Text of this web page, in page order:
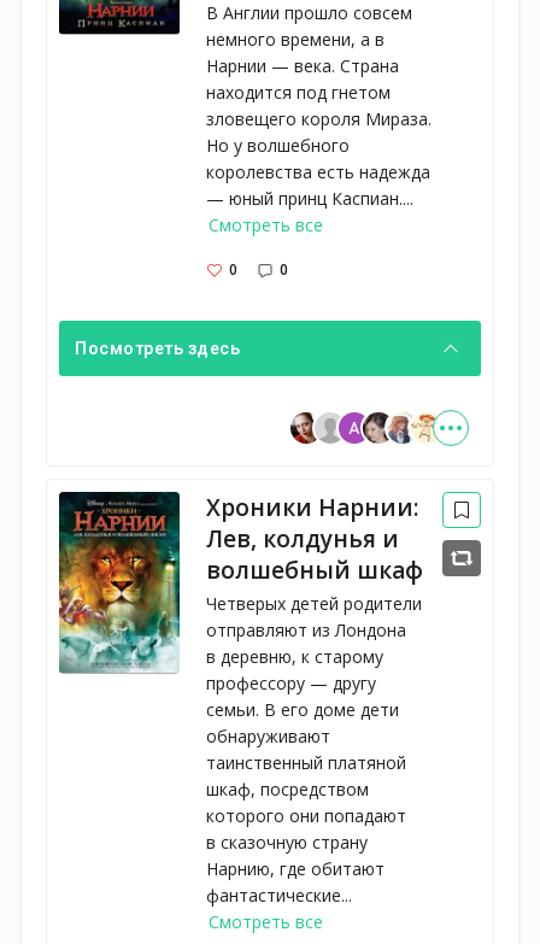
В Англии прошло совсем
немного времени, а в
Нарнии — века. Страна
находится под гнетом
зловещего короля Мираза.
Но у волшебного
королевства есть надежда
— юный принц Каспиан....
Смотреть все
0 0
Посмотреть здесь
Хроники Нарнии:
Лев, колдунья и
волшебный шкаф
Четверых детей родители
отправляют из Лондона
в деревню, к старому
профессору — другу
семьи. В его доме дети
обнаруживают
таинственный платяной
шкаф, посредством
которого они попадают
в сказочную страну
Нарнию, где обитают
фантастические...
Смотреть все